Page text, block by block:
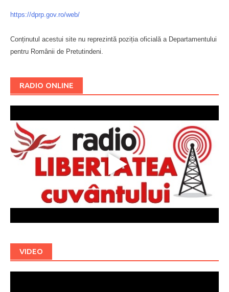
https://dprp.gov.ro/web/
Conținutul acestui site nu reprezintă poziția oficială a Departamentului
pentru Românii de Pretutindeni.
RADIO ONLINE
VIDEO